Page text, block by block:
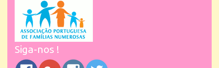
Siga-nos !